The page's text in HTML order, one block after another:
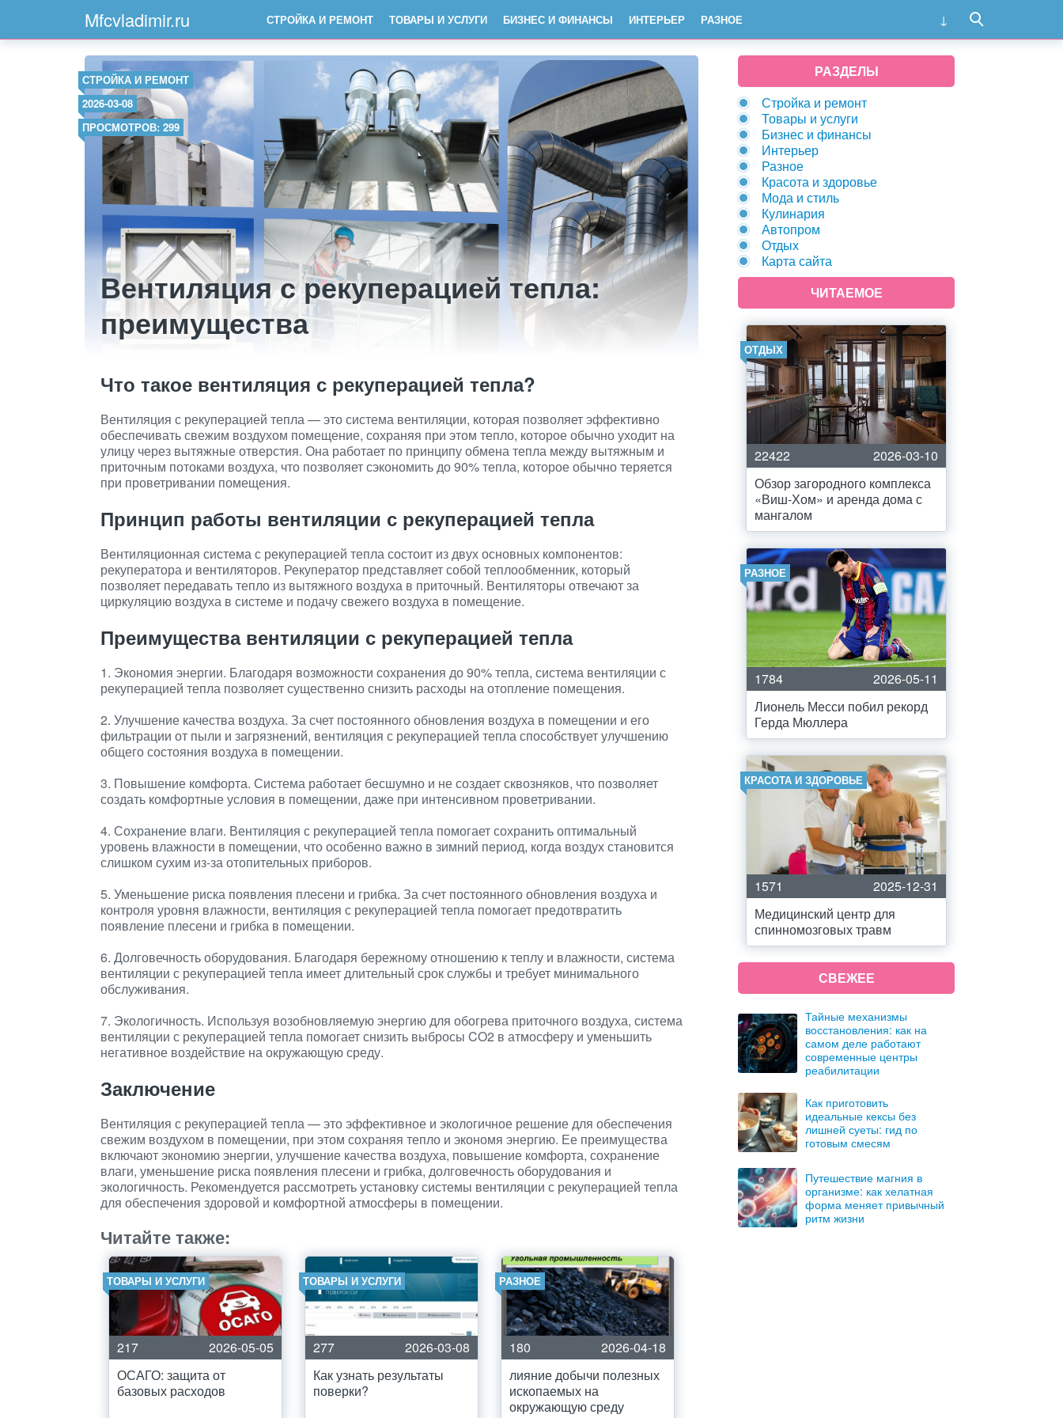
Mfcvladimir.ru СТРОЙКА И РЕМОНТ ТОВАРЫ И УСЛУГИ БИЗНЕС И ФИНАНСЫ ИНТЕРЬЕР РАЗНОЕ
СТРОЙКА И РЕМОНТ
2026-03-08
ПРОСМОТРОВ: 299
Вентиляция с рекуперацией тепла:
преимущества
Что такое вентиляция с рекуперацией тепла?
Вентиляция с рекуперацией тепла — это система вентиляции, которая позволяет эффективно
обеспечивать свежим воздухом помещение, сохраняя при этом тепло, которое обычно уходит на
улицу через вытяжные отверстия. Она работает по принципу обмена тепла между вытяжным и
приточным потоками воздуха, что позволяет сэкономить до 90% тепла, которое обычно теряется
при проветривании помещения.
Принцип работы вентиляции с рекуперацией тепла
Вентиляционная система с рекуперацией тепла состоит из двух основных компонентов:
рекуператора и вентиляторов. Рекуператор представляет собой теплообменник, который
позволяет передавать тепло из вытяжного воздуха в приточный. Вентиляторы отвечают за
циркуляцию воздуха в системе и подачу свежего воздуха в помещение.
Преимущества вентиляции с рекуперацией тепла
1. Экономия энергии. Благодаря возможности сохранения до 90% тепла, система вентиляции с
рекуперацией тепла позволяет существенно снизить расходы на отопление помещения.
2. Улучшение качества воздуха. За счет постоянного обновления воздуха в помещении и его
фильтрации от пыли и загрязнений, вентиляция с рекуперацией тепла способствует улучшению
общего состояния воздуха в помещении.
3. Повышение комфорта. Система работает бесшумно и не создает сквозняков, что позволяет
создать комфортные условия в помещении, даже при интенсивном проветривании.
4. Сохранение влаги. Вентиляция с рекуперацией тепла помогает сохранить оптимальный
уровень влажности в помещении, что особенно важно в зимний период, когда воздух становится
слишком сухим из-за отопительных приборов.
5. Уменьшение риска появления плесени и грибка. За счет постоянного обновления воздуха и
контроля уровня влажности, вентиляция с рекуперацией тепла помогает предотвратить
появление плесени и грибка в помещении.
6. Долговечность оборудования. Благодаря бережному отношению к теплу и влажности, система
вентиляции с рекуперацией тепла имеет длительный срок службы и требует минимального
обслуживания.
7. Экологичность. Используя возобновляемую энергию для обогрева приточного воздуха, система
вентиляции с рекуперацией тепла помогает снизить выбросы CO2 в атмосферу и уменьшить
негативное воздействие на окружающую среду.
Заключение
Вентиляция с рекуперацией тепла — это эффективное и экологичное решение для обеспечения
свежим воздухом в помещении, при этом сохраняя тепло и экономя энергию. Ее преимущества
включают экономию энергии, улучшение качества воздуха, повышение комфорта, сохранение
влаги, уменьшение риска появления плесени и грибка, долговечность оборудования и
экологичность. Рекомендуется рассмотреть установку системы вентиляции с рекуперацией тепла
для обеспечения здоровой и комфортной атмосферы в помещении.
Читайте также:
ТОВАРЫ И УСЛУГИ
217
2026-05-05
ОСАГО: защита от
базовых расходов
ТОВАРЫ И УСЛУГИ
277
2026-03-08
Как узнать результаты
поверки?
РАЗНОЕ
180
2026-04-18
лияние добычи полезных
ископаемых на
окружающую среду
РАЗДЕЛЫ
Стройка и ремонт
Товары и услуги
Бизнес и финансы
Интерьер
Разное
Красота и здоровье
Мода и стиль
Кулинария
Автопром
Отдых
Карта сайта
ЧИТАЕМОЕ
ОТДЫХ
22422
2026-03-10
Обзор загородного комплекса
«Виш-Хом» и аренда дома с
мангалом
РАЗНОЕ
1784
2026-05-11
Лионель Месси побил рекорд
Герда Мюллера
КРАСОТА И ЗДОРОВЬЕ
1571
2025-12-31
Медицинский центр для
спинномозговых травм
СВЕЖЕЕ
Тайные механизмы
восстановления: как на
самом деле работают
современные центры
реабилитации
Как приготовить
идеальные кексы без
лишней суеты: гид по
готовым смесям
Путешествие магния в
организме: как хелатная
форма меняет привычный
ритм жизни